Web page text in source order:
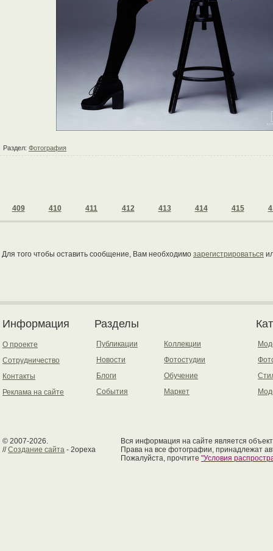
Раздел: Фотография
409 410 411 412 413 414 415
Для того чтобы оставить сообщение, Вам необходимо зарегистрироваться
Информация
О проекте
Сотрудничество
Контакты
Реклама на сайте
Разделы
Публикации
Новости
Блоги
События
Коллекции
Фотостудии
Обучение
Маркет
© 2007-2026.
//Создание сайта - 2opexa
Вся информация на сайте является
Права на все фотографии, принадлежат
Пожалуйста, прочтите "Условия